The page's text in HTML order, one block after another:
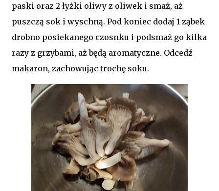
paski oraz 2 łyżki oliwy z oliwek i smaż, aż
puszczą sok i wyschną. Pod koniec dodaj 1 ząbek
drobno posiekanego czosnku i podsmaż go kilka
razy z grzybami, aż będą aromatyczne. Odcedź
makaron, zachowując trochę soku.